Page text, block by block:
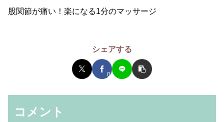
股関節が痛い！楽になる1分のマッサージ
シェアする
0
コメント